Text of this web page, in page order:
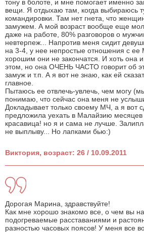
тону в болоте, и мне помогает именно
вещи. Я отдыхаю там, когда выбираюсь
командировки. Там нет гнета, что
замужем. А мой возраст вообще еще
даже на работе, 80% разговоров о
невтерпеж... Напротив меня сидит
на 3-4, у нее непростые отношения с ее
хорошим они не закончатся. И хоть она
этом, но она ОЧЕНЬ ЧАСТО говорит об
замуж и т.п. А я вот не знаю, как ей
главное.
Пытаюсь ее отвлечь-увлечь, чем могу
понимаю, что сейчас она меня не
Докладывает только своему МЧ, а я вот
предложила уехать в Малайзию
красавица! но я и сама не лучше.
не выплыву... Но лапками бью:)
Виктория, возраст: 26 / 10.09.2011
Дорогая Марина, здравствуйте!
Как мне хорошо знакомо все, о чем вы
подогреваемые расставаниями и
разностью часовых поясов! У меня все